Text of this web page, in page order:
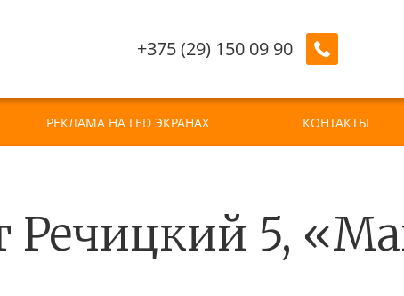
+375 (29) 150 09 90
РЕКЛАМА НА LED ЭКРАНАХ КОНТАКТЫ
Речицкий 5,